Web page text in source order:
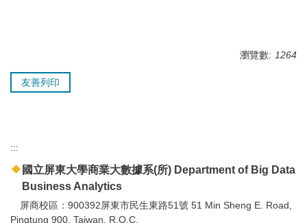
瀏覽數: 1264
友善列印
:::
國立屏東大學商業大數據系(所) Department of Big Data
Business Analytics
屏商校區：900392屏東市民生東路51號 51 Min Sheng E. Road,
Pingtung 900, Taiwan, R.O.C.